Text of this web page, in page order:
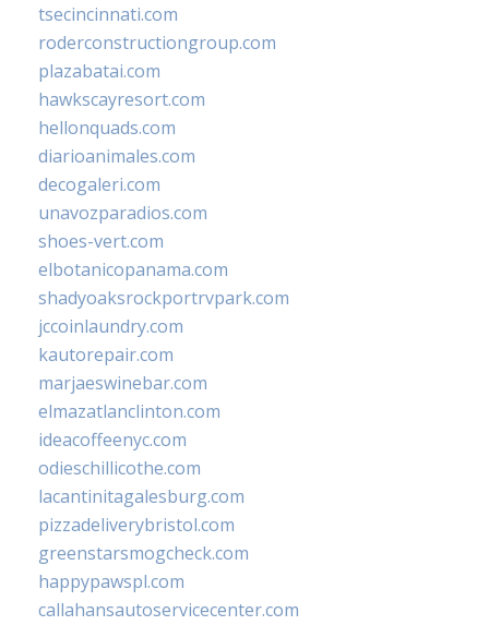
tsecincinnati.com
roderconstructiongroup.com
plazabatai.com
hawkscayresort.com
hellonquads.com
diarioanimales.com
decogaleri.com
unavozparadios.com
shoes-vert.com
elbotanicopanama.com
shadyoaksrockportrvpark.com
jccoinlaundry.com
kautorepair.com
marjaeswinebar.com
elmazatlanclinton.com
ideacoffeenyc.com
odieschillicothe.com
lacantinitagalesburg.com
pizzadeliverybristol.com
greenstarsmogcheck.com
happypawspl.com
callahansautoservicecenter.com